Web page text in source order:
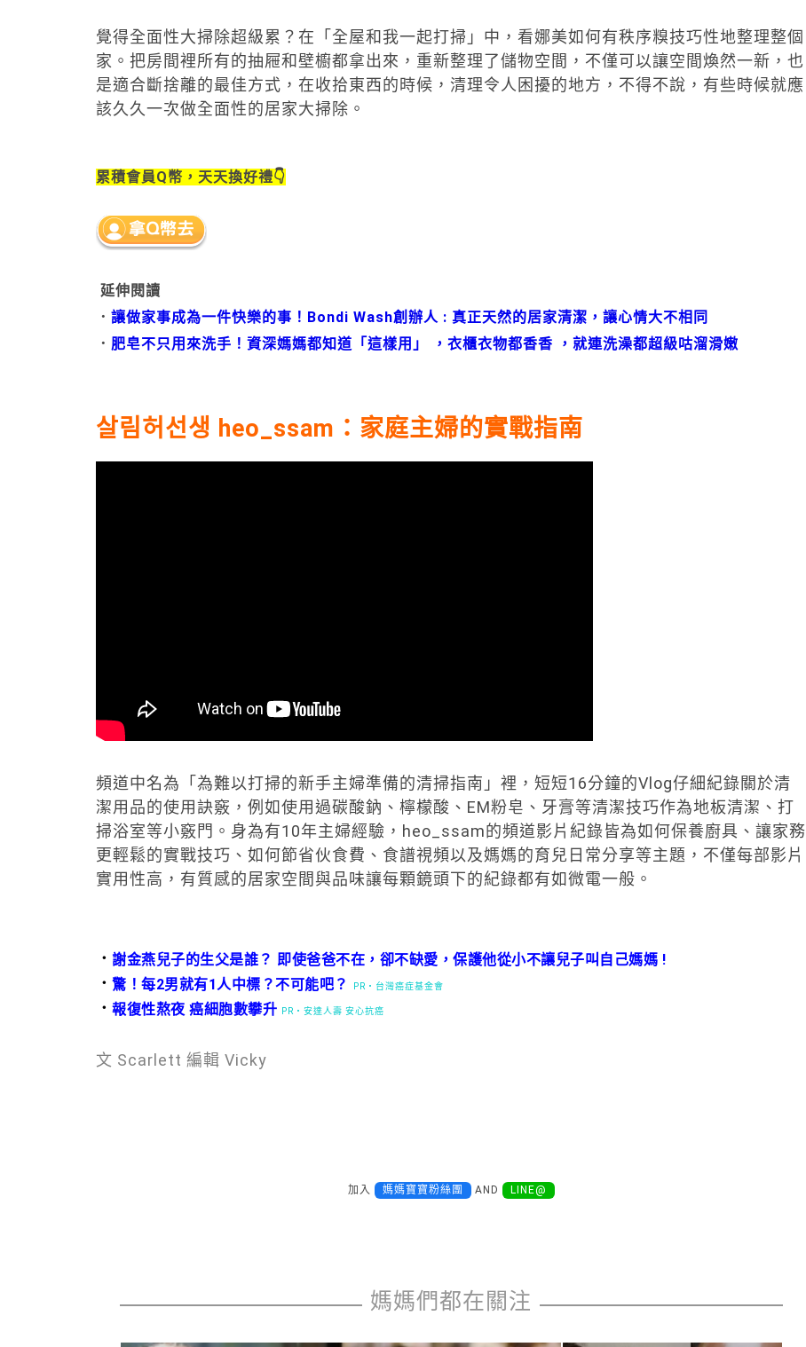
覺得全面性大掃除超級累？在「全屋和我一起打掃」中，看娜美如何有秩序糗技巧性地整理整個
家。把房間裡所有的抽屜和壁櫥都拿出來，重新整理了儲物空間，不僅可以讓空間煥然一新，也
是適合斷捨離的最佳方式，在收拾東西的時候，清理令人困擾的地方，不得不說，有些時候就應
該久久一次做全面性的居家大掃除。
累積會員Q幣，天天換好禮👇
延伸閱讀
． 讓做家事成為一件快樂的事！Bondi Wash創辦人 : 真正天然的居家清潔，讓心情大不相同
． 肥皂不只用來洗手！資深媽媽都知道「這樣用」 ，衣櫃衣物都香香 ，就連洗澡都超級咕溜滑嫩
살림허선생 heo_ssam：家庭主婦的實戰指南
頻道中名為「為難以打掃的新手主婦準備的清掃指南」裡，短短16分鐘的Vlog仔細紀錄關於清
潔用品的使用訣竅，例如使用過碳酸鈉、檸檬酸、EM粉皂、牙膏等清潔技巧作為地板清潔、打
掃浴室等小竅門。身為有10年主婦經驗，heo_ssam的頻道影片紀錄皆為如何保養廚具、讓家務
更輕鬆的實戰技巧、如何節省伙食費、食譜視頻以及媽媽的育兒日常分享等主題，不僅每部影片
實用性高，有質感的居家空間與品味讓每顆鏡頭下的紀錄都有如微電一般。
．謝金燕兒子的生父是誰？ 即使爸爸不在，卻不缺愛，保護他從小不讓兒子叫自己媽媽 !
．驚！每2男就有1人中標？不可能吧？ PR・台灣癌症基金會
．報復性熬夜 癌細胞數攀升 PR・安達人壽 安心抗癌
文 Scarlett 編輯 Vicky
加入 媽媽寶寶粉絲團 AND LINE@
媽媽們都在關注